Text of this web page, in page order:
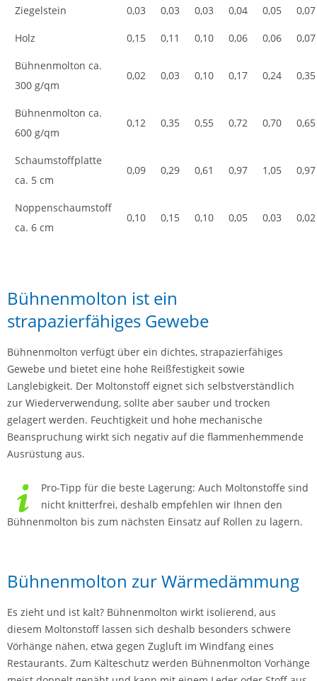
Ziegelstein 0,03 0,03 0,03 0,04 0,05 0,07
Holz 0,15 0,11 0,10 0,06 0,06 0,07
Bühnenmolton ca.
300 g/qm
0,02 0,03 0,10 0,17 0,24 0,35
Bühnenmolton ca.
600 g/qm
0,12 0,35 0,55 0,72 0,70 0,65
Schaumstoffplatte
ca. 5 cm
0,09 0,29 0,61 0,97 1,05 0,97
Noppenschaumstoff
ca. 6 cm
0,10 0,15 0,10 0,05 0,03 0,02
Bühnenmolton ist ein
strapazierfähiges Gewebe
Bühnenmolton verfügt über ein dichtes, strapazierfähiges
Gewebe und bietet eine hohe Reißfestigkeit sowie
Langlebigkeit. Der Moltonstoff eignet sich selbstverständlich
zur Wiederverwendung, sollte aber sauber und trocken
gelagert werden. Feuchtigkeit und hohe mechanische
Beanspruchung wirkt sich negativ auf die flammenhemmende
Ausrüstung aus.
Pro-Tipp für die beste Lagerung: Auch Moltonstoffe sind
nicht knitterfrei, deshalb empfehlen wir Ihnen den
Bühnenmolton bis zum nächsten Einsatz auf Rollen zu lagern.
Bühnenmolton zur Wärmedämmung
Es zieht und ist kalt? Bühnenmolton wirkt isolierend, aus
diesem Moltonstoff lassen sich deshalb besonders schwere
Vörhänge nähen, etwa gegen Zugluft im Windfang eines
Restaurants. Zum Kälteschutz werden Bühnenmolton Vorhänge